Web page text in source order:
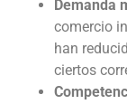
Demanda
comercio
han
ciertos